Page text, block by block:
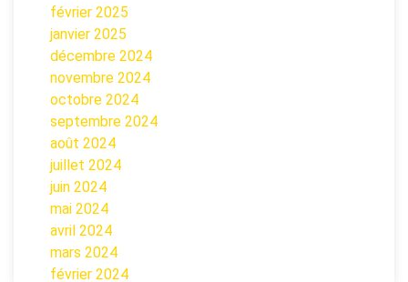
février 2025
janvier 2025
décembre 2024
novembre 2024
octobre 2024
septembre 2024
août 2024
juillet 2024
juin 2024
mai 2024
avril 2024
mars 2024
février 2024